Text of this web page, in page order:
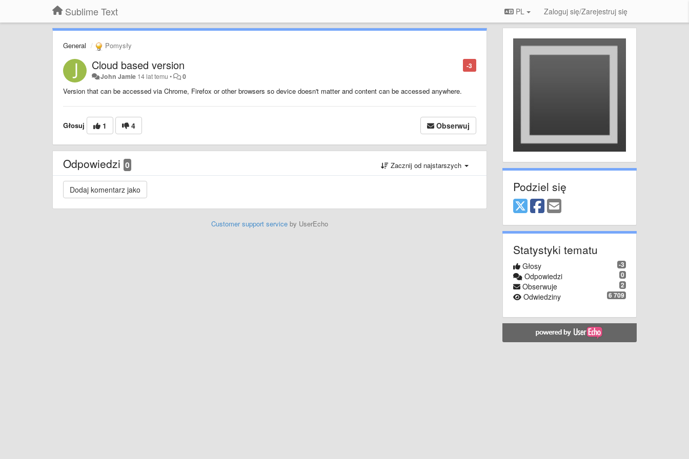
Sublime Text PL Zaloguj się/Zarejestruj się
General Pomysły
-3
Cloud based version
John Jamie 14 lat temu • 0
Version that can be accessed via Chrome, Firefox or other browsers so device doesn't matter and content can be accessed anywhere.
Głosuj 1 4 Obserwuj
Odpowiedzi 0 Zacznij od najstarszych
Customer support serviceby UserEcho
Podziel się
Statystyki tematu
-3
Głosy
0
Odpowiedzi
2
Obserwuje
6 709
Odwiedziny